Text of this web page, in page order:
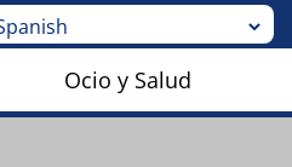
Ocio y Salud